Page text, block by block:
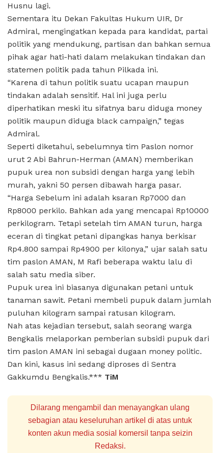
Husnu lagi.
Sementara itu Dekan Fakultas Hukum UIR, Dr
Admiral, mengingatkan kepada para kandidat, partai
politik yang mendukung, partisan dan bahkan semua
pihak agar hati-hati dalam melakukan tindakan dan
statemen politik pada tahun Pilkada ini.
“Karena di tahun politik suatu ucapan maupun
tindakan adalah sensitif. Hal ini juga perlu
diperhatikan meski itu sifatnya baru diduga money
politik maupun diduga black campaign,” tegas
Admiral.
Seperti diketahui, sebelumnya tim Paslon nomor
urut 2 Abi Bahrun-Herman (AMAN) memberikan
pupuk urea non subsidi dengan harga yang lebih
murah, yakni 50 persen dibawah harga pasar.
“Harga Sebelum ini adalah ksaran Rp7000 dan
Rp8000 perkilo. Bahkan ada yang mencapai Rp10000
perkilogram. Tetapi setelah tim AMAN turun, harga
eceran di tingkat petani dipangkas hanya berkisar
Rp4.800 sampai Rp4900 per kilonya,” ujar salah satu
tim paslon AMAN, M Rafi beberapa waktu lalu di
salah satu media siber.
Pupuk urea ini biasanya digunakan petani untuk
tanaman sawit. Petani membeli pupuk dalam jumlah
puluhan kilogram sampai ratusan kilogram.
Nah atas kejadian tersebut, salah seorang warga
Bengkalis melaporkan pemberian subsidi pupuk dari
tim paslon AMAN ini sebagai dugaan money politic.
Dan kini, kasus ini sedang diproses di Sentra
Gakkumdu Bengkalis.*** TiM
Dilarang mengambil dan menayangkan ulang
sebagian atau keseluruhan artikel di atas untuk
konten akun media sosial komersil tanpa seizin
Redaksi.